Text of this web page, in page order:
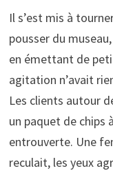
Il s’est mis à
pousser du
en émettant de
agitation n’avait
Les clients autour
un paquet de chips
entrouverte. Une
reculait, les yeux